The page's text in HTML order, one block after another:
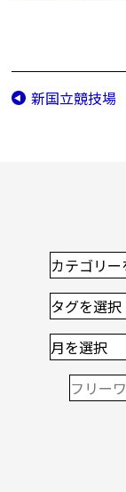
新国立競技場